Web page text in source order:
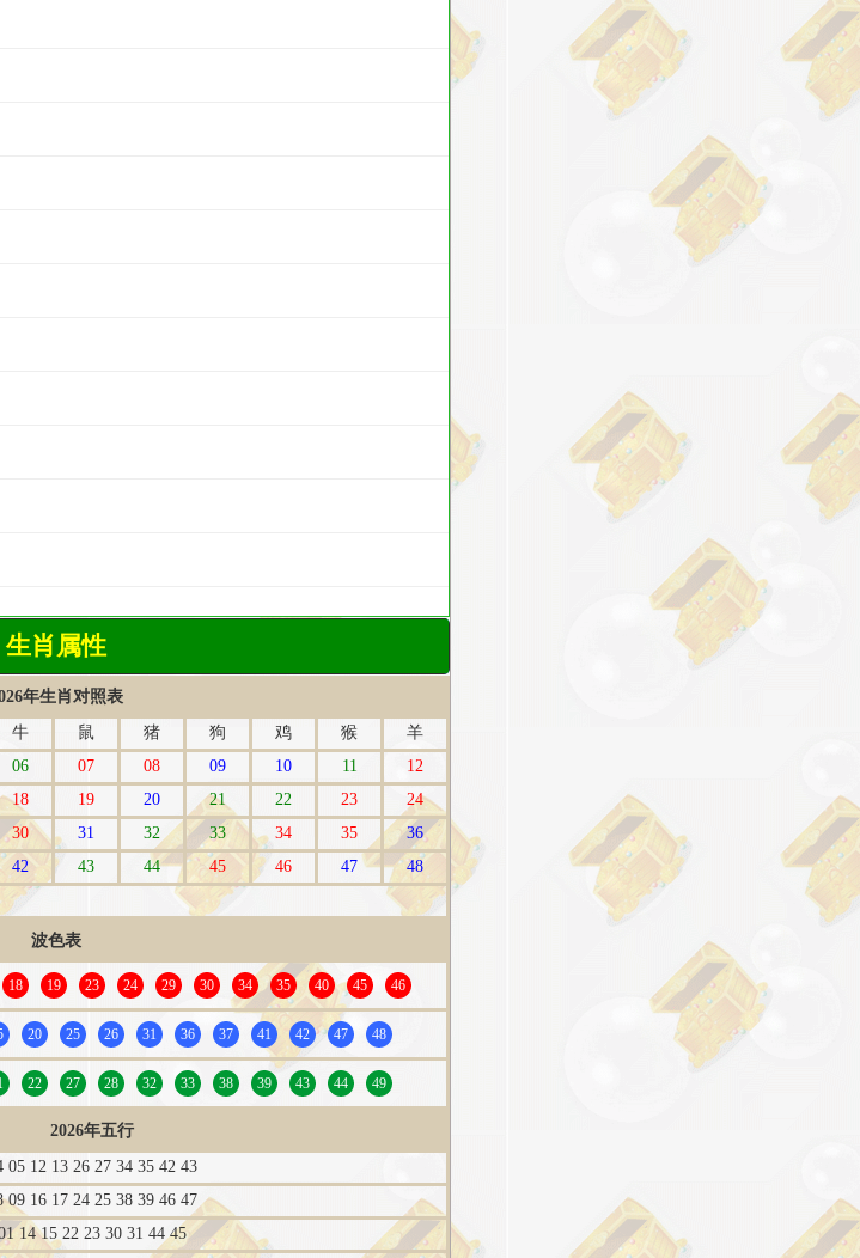
生肖属性
年生肖对照表
牛 鼠 猪 狗 鸡 猴
羊
06 07 08 09 10 11
12
18 19 20 21 22 23
24
30 31 32 33 34 35
36
42 43 44 45 46 47
48
波色表
18 19 23 24 29 30 34 35 40 45 46
20 25 26 31 36 37 41 42 47 48
22 27 28 32 33 38 39 43 44 49
2026年五行
05 12 13 26 27 34 35 42 43
09 16 17 24 25 38 39 46 47
14 15 22 23 30 31 44 45